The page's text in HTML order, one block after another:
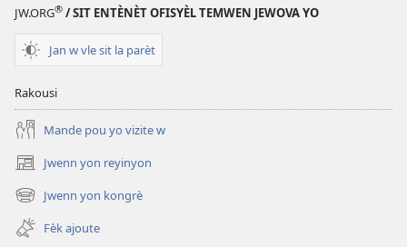
JW.ORG® / SIT ENTÈNÈT OFISYÈL TEMWEN JEWOVA YO
Jan w vle sit la parèt
Rakousi
Mande pou yo vizite w
Jwenn yon reyinyon
(opens
new
window)
Jwenn yon kongrè
(opens
new
window)
Fèk ajoute